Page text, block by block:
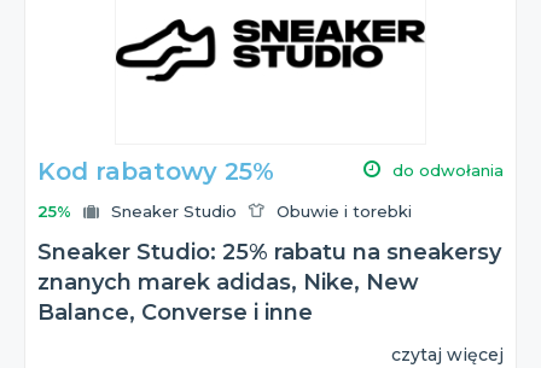
Kod rabatowy 25% do odwołania
25% Sneaker Studio Obuwie i torebki
Sneaker Studio: 25% rabatu na sneakersy
znanych marek adidas, Nike, New
Balance, Converse i inne
czytaj więcej